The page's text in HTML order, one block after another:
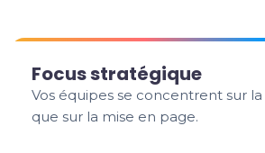
Focus stratégique
Vos équipes se concentrent sur
que sur la mise en page.